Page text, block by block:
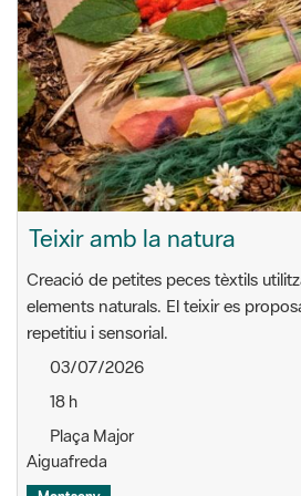
Teixir amb la natura
Creació de petites peces tèxtils
elements naturals. El teixir es
repetitiu i sensorial.
03/07/2026
18 h
Plaça Major